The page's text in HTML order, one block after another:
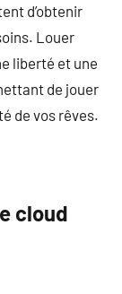
d’obtenir
Louer
liberté et une
de jouer
de vos rêves.
cloud